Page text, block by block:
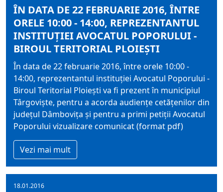
ÎN DATA DE 22 FEBRUARIE 2016, ÎNTRE
ORELE 10:00 - 14:00, REPREZENTANTUL
INSTITUŢIEI AVOCATUL POPORULUI -
BIROUL TERITORIAL PLOIEŞTI
În data de 22 februarie 2016, între orele 10:00 -
14:00, reprezentantul instituţiei Avocatul Poporului -
Biroul Teritorial Ploieşti va fi prezent în municipiul
Târgovişte, pentru a acorda audienţe cetăţenilor din
judeţul Dâmboviţa şi pentru a primi petiţii Avocatul
Poporului vizualizare comunicat (format pdf)
Vezi mai mult
18.01.2016